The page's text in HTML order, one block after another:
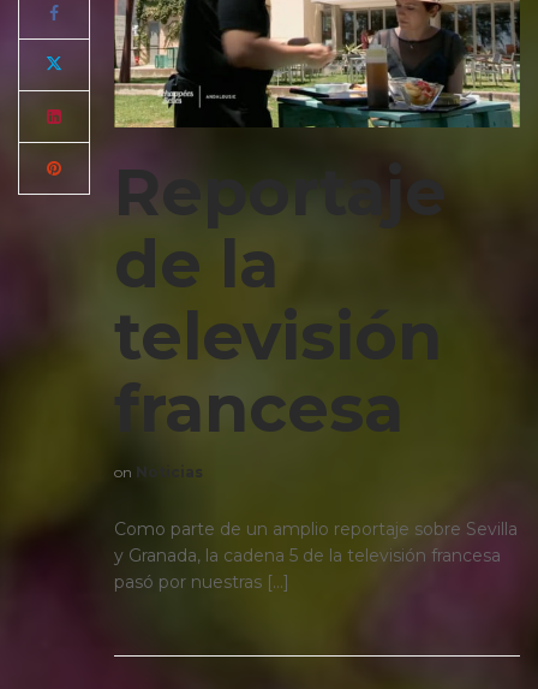
Reportaje
de la
televisión
francesa
on Noticias
Como parte de un amplio reportaje sobre Sevilla
y Granada, la cadena 5 de la televisión francesa
pasó por nuestras […]